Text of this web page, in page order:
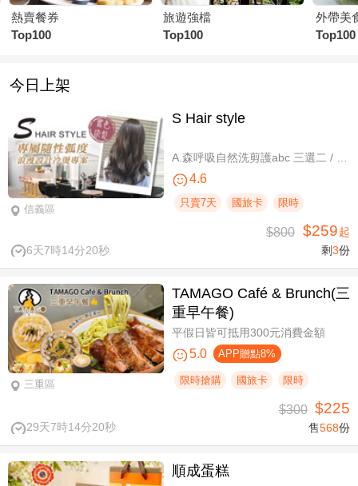
熱賣餐券
Top100
旅遊強檔
Top100
外帶美
Top100
今日上架
信義區
S Hair style
4.6
只賣7天 國旅卡 限時
6天7時14分19秒
$800 $259起
剩3份
三重區
TAMAGO Café & Brunch(三
重早午餐)
平假日皆可抵用300元消費金額
5.0 APP贈點8%
限時搶購 國旅卡 限時
29天7時14分19秒
$300 $225
售568份
順成蛋糕